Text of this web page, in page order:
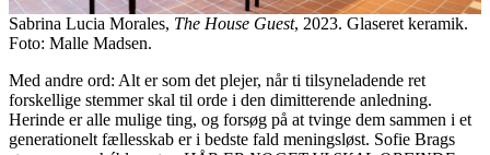
Sabrina Lucia Morales, The House Guest, 2023. Glaseret keramik.
Foto: Malle Madsen.
Med andre ord: Alt er som det plejer, når ti tilsyneladende ret
forskellige stemmer skal til orde i den dimitterende anledning.
Herinde er alle mulige ting, og forsøg på at tvinge dem sammen i et
generationelt fællesskab er i bedste fald meningsløst. Sofie Brags